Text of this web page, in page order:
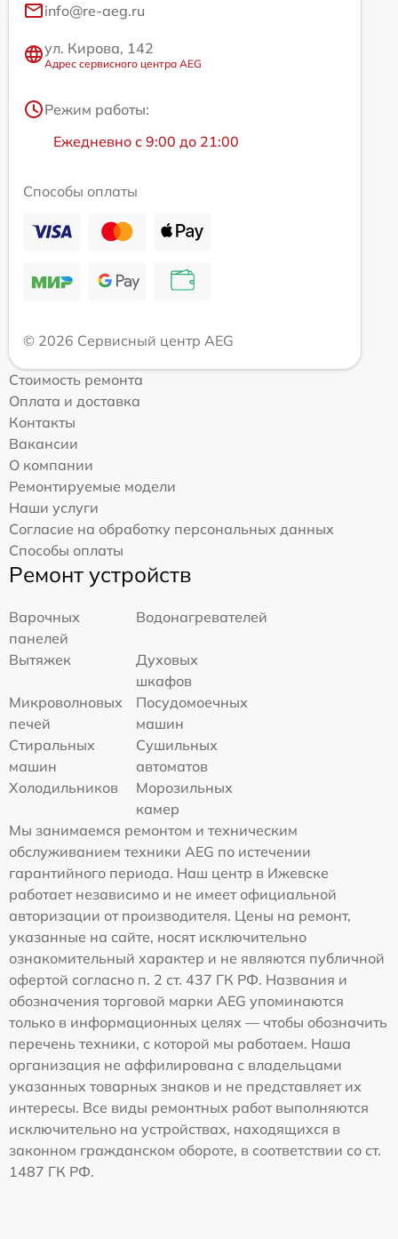
info@re-aeg.ru
ул. Кирова, 142
Адрес сервисного центра AEG
Режим работы:
Ежедневно с 9:00 до 21:00
Способы оплаты
© 2026 Сервисный центр AEG
Стоимость ремонта
Оплата и доставка
Контакты
Вакансии
О компании
Ремонтируемые модели
Наши услуги
Согласие на обработку персональных данных
Способы оплаты
Ремонт устройств
Варочных
панелей
Водонагревателей
Вытяжек
Духовых
шкафов
Микроволновых
печей
Посудомоечных
машин
Стиральных
машин
Сушильных
автоматов
Холодильников
Морозильных
камер
Мы занимаемся ремонтом и техническим
обслуживанием техники AEG по истечении
гарантийного периода. Наш центр в Ижевске
работает независимо и не имеет официальной
авторизации от производителя. Цены на ремонт,
указанные на сайте, носят исключительно
ознакомительный характер и не являются публичной
офертой согласно п. 2 ст. 437 ГК РФ. Названия и
обозначения торговой марки AEG упоминаются
только в информационных целях — чтобы обозначить
перечень техники, с которой мы работаем. Наша
организация не аффилирована с владельцами
указанных товарных знаков и не представляет их
интересы. Все виды ремонтных работ выполняются
исключительно на устройствах, находящихся в
законном гражданском обороте, в соответствии со ст.
1487 ГК РФ.